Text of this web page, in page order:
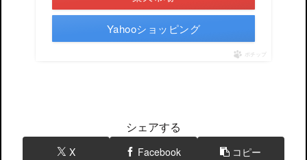
Yahooショッピング
ポチップ
シェアする
X Facebook コピー